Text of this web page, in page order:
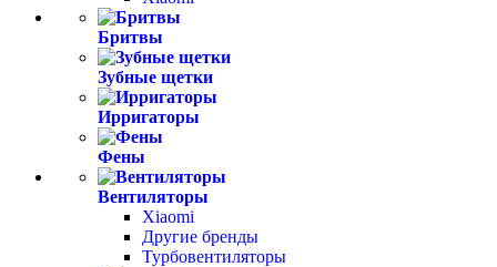
Бритвы
Зубные щетки
Ирригаторы
Фены
Вентиляторы
Xiaomi
Другие бренды
Турбовентиляторы